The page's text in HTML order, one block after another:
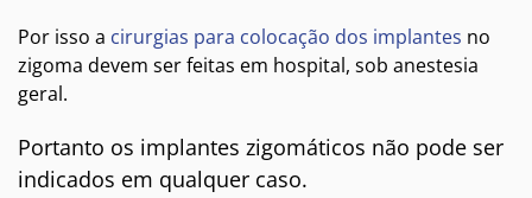
Por isso a cirurgias para colocação dos implantes no
zigoma devem ser feitas em hospital, sob anestesia
geral.
Portanto os implantes zigomáticos não pode ser
indicados em qualquer caso.